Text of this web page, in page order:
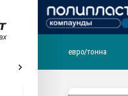
евро/тонна